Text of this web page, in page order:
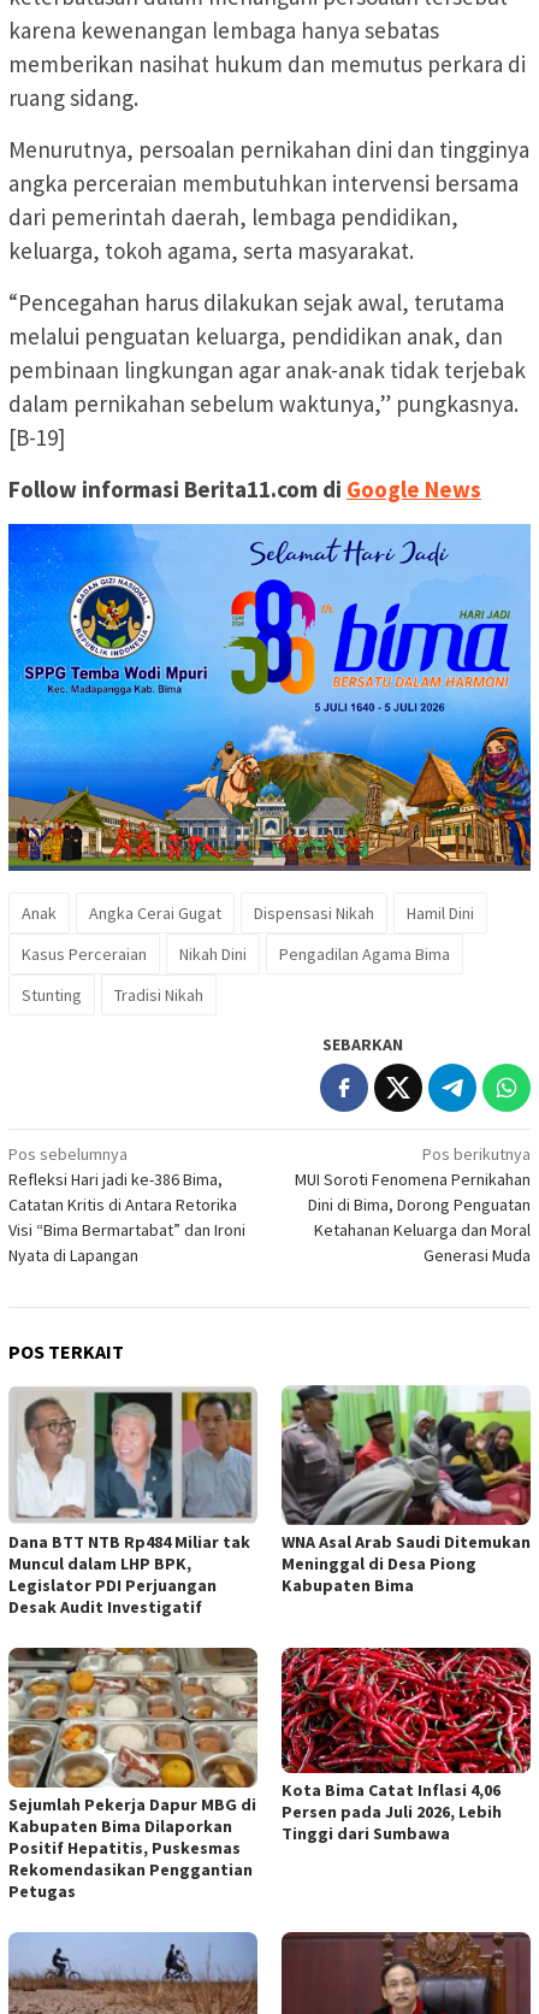
karena kewenangan lembaga hanya sebatas
memberikan nasihat hukum dan memutus perkara di
ruang sidang.
Menurutnya, persoalan pernikahan dini dan tingginya
angka perceraian membutuhkan intervensi bersama
dari pemerintah daerah, lembaga pendidikan,
keluarga, tokoh agama, serta masyarakat.
“Pencegahan harus dilakukan sejak awal, terutama
melalui penguatan keluarga, pendidikan anak, dan
pembinaan lingkungan agar anak-anak tidak terjebak
dalam pernikahan sebelum waktunya,” pungkasnya.
[B-19]
Follow informasi Berita11.com di Google News
Anak Angka Cerai Gugat Dispensasi Nikah
Hamil Dini
Kasus Perceraian
Nikah Dini
Pengadilan Agama Bima
Stunting
Tradisi Nikah
SEBARKAN
Navigasi
pos
Pos sebelumnya
Refleksi Hari jadi ke-386 Bima,
Catatan Kritis di Antara Retorika
Visi “Bima Bermartabat” dan Ironi
Nyata di Lapangan
Pos berikutnya
MUI Soroti Fenomena Pernikahan
Dini di Bima, Dorong Penguatan
Ketahanan Keluarga dan Moral
Generasi Muda
POS TERKAIT
Dana BTT NTB Rp484 Miliar tak
Muncul dalam LHP BPK,
Legislator PDI Perjuangan
Desak Audit Investigatif
WNA Asal Arab Saudi Ditemukan
Meninggal di Desa Piong
Kabupaten Bima
Sejumlah Pekerja Dapur MBG di
Kabupaten Bima Dilaporkan
Positif Hepatitis, Puskesmas
Rekomendasikan Penggantian
Petugas
Kota Bima Catat Inflasi 4,06
Persen pada Juli 2026, Lebih
Tinggi dari Sumbawa